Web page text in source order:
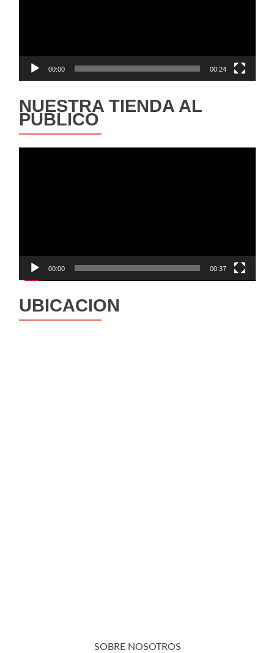
00:00 00:24
NUESTRA TIENDA AL
PÚBLICO
00:00 00:37
UBICACION
SOBRE NOSOTROS